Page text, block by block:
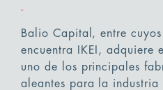
Balio Capital, entre cuyos
encuentra IKEI, adquiere
uno de los principales
aleantes para la industria